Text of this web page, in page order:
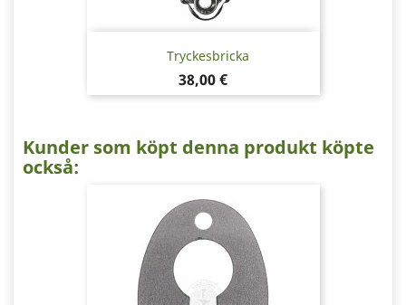
Tryckesbricka
Pris
38,00 €
Kunder som köpt denna produkt köpte
också: